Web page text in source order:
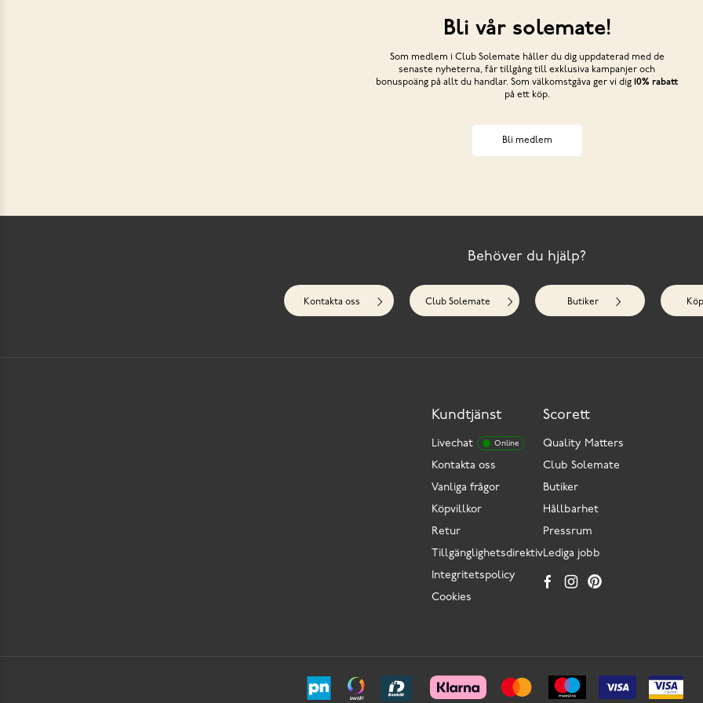
Bli vår solemate!
Som medlem i Club Solemate håller du dig uppdaterad med de
senaste nyheterna, får tillgång till exklusiva kampanjer och
bonuspoäng på allt du handlar. Som välkomstgåva ger vi dig 10% rabatt
på ett köp.
Bli medlem
Behöver du hjälp?
Kontakta oss Club Solemate Butiker
Kundtjänst
Livechat Online
Kontakta oss
Vanliga frågor
Köpvillkor
Retur
Tillgänglighetsdirektiv
Integritetspolicy
Cookies
Scorett
Quality Matters
Club Solemate
Butiker
Hållbarhet
Pressrum
Lediga jobb